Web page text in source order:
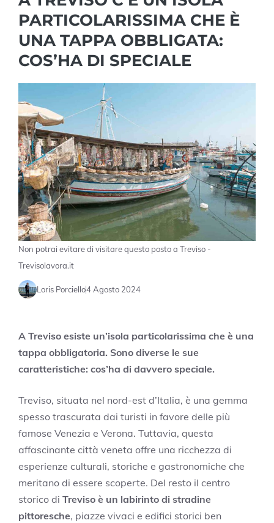
PARTICOLARISSIMA CHE È
UNA TAPPA OBBLIGATA:
COS’HA DI SPECIALE
Non potrai evitare di visitare questo posto a Treviso -
Trevisolavora.it
Loris Porciello4 Agosto 2024
A Treviso esiste un’isola particolarissima che è una
tappa obbligatoria. Sono diverse le sue
caratteristiche: cos’ha di davvero speciale.
Treviso, situata nel nord-est d’Italia, è una gemma
spesso trascurata dai turisti in favore delle più
famose Venezia e Verona. Tuttavia, questa
affascinante città veneta offre una ricchezza di
esperienze culturali, storiche e gastronomiche che
meritano di essere scoperte. Del resto il centro
storico di Treviso è un labirinto di stradine
pittoresche, piazze vivaci e edifici storici ben